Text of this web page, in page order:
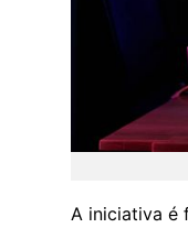
A iniciativa é